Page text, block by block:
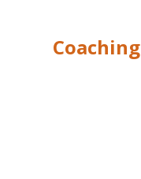
Coaching